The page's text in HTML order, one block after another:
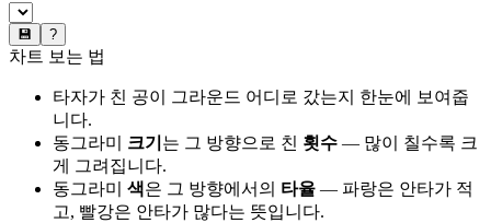
💾 ?
차트 보는 법
타자가 친 공이 그라운드 어디로 갔는지 한눈에 보여줍
니다.
동그라미 크기 는 그 방향으로 친 횟수 — 많이 칠수록 크
게 그려집니다.
동그라미 색은 그 방향에서의 타율 — 파랑은 안타가 적
고, 빨강은 안타가 많다는 뜻입니다.